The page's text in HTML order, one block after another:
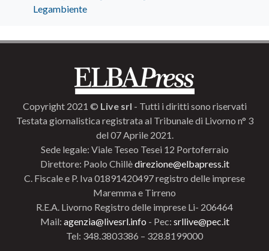
Legambiente
Copyright 2021 © Live srl - Tutti i diritti sono riservati
Testata giornalistica registrata al Tribunale di Livorno n° 3
del 07 Aprile 2021.
Sede legale: Viale Teseo Tesei 12 Portoferraio
Direttore: Paolo Chillèdirezione@elbapress.it
C. Fiscale e P. Iva 01891420497 registro delle imprese
Maremma e Tirreno
R.E.A. Livorno Registro delle imprese Li- 206464
Mail: agenzia@livesrl.info - Pec: srllive@pec.it
Tel: 348.3803386 – 328.8199000